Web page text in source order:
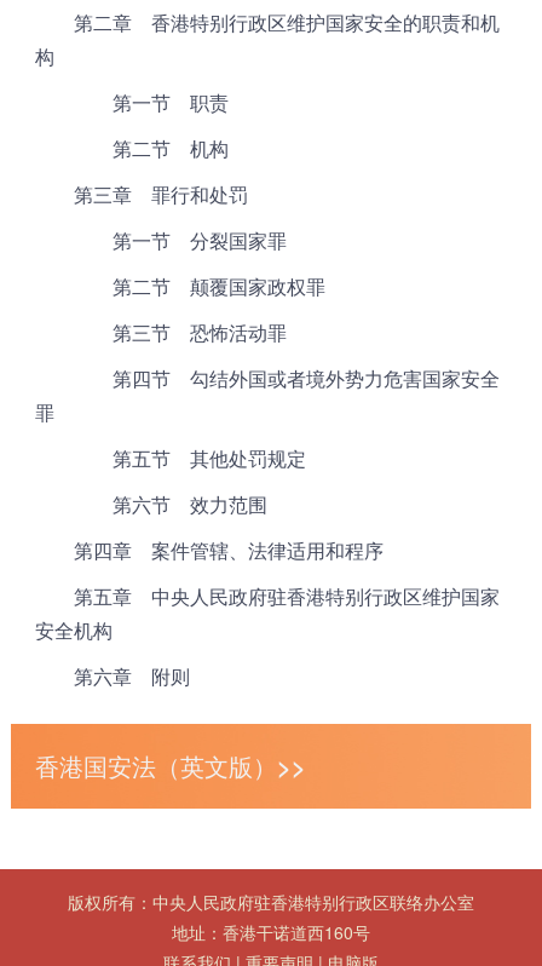
第二章 香港特别行政区维护国家安全的职责和机
构
第一节 职责
第二节 机构
第三章 罪行和处罚
第一节 分裂国家罪
第二节 颠覆国家政权罪
第三节 恐怖活动罪
第四节 勾结外国或者境外势力危害国家安全
罪
第五节 其他处罚规定
第六节 效力范围
第四章 案件管辖、法律适用和程序
第五章 中央人民政府驻香港特别行政区维护国家
安全机构
第六章 附则
香港国安法（英文版）>>
版权所有：中央人民政府驻香港特别行政区联络办公室
地址：香港干诺道西160号